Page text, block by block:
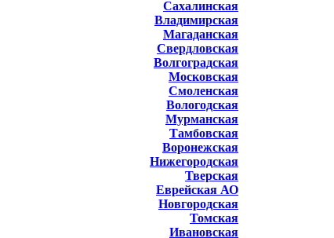
Сахалинская
Владимирская
Магаданская
Свердловская
Волгоградская
Московская
Смоленская
Вологодская
Мурманская
Тамбовская
Воронежская
Нижегородская
Тверская
Еврейская АО
Новгородская
Томская
Ивановская